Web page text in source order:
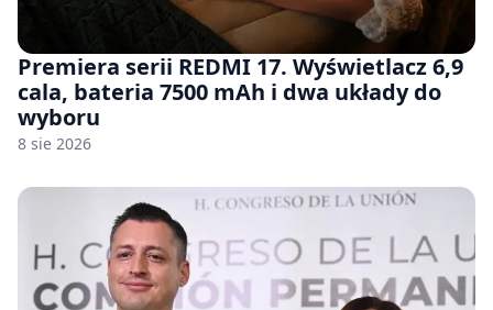
Premiera serii REDMI 17. Wyświetlacz 6,9
cala, bateria 7500 mAh i dwa układy do
wyboru
8 sie 2026